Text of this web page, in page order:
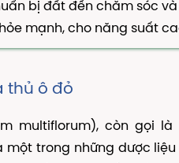
bị đất đến chăm sóc
mạnh, cho năng suất
thủ ô đỏ
multiflorum), còn gọi là
một trong những dược